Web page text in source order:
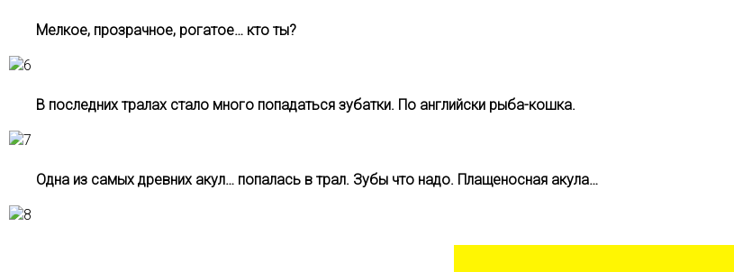
Мелкое, прозрачное, рогатое… кто ты?
В последних тралах стало много попадаться зубатки. По английски рыба-кошка.
Одна из самых древних акул… попалась в трал. Зубы что надо. Плащеносная акула…